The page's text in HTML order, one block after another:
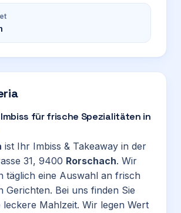
für frische Spezialitäten in
ist Ihr Imbiss & Takeaway in der
31, 9400 Rorschach. Wir
täglich eine Auswahl an frisch
Gerichten. Bei uns finden Sie
leckere Mahlzeit. Wir legen Wert